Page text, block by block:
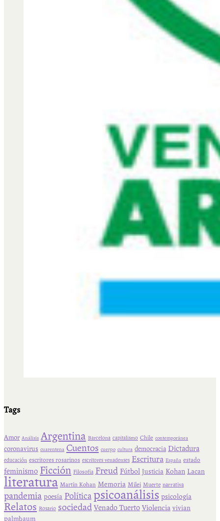
Tags
Amor Análisis Argentina Barcelona capitalismo Chile contemporánea
coronavirus cuarentena Cuentos cuerpo cultura democracia Dictadura
educación escritores rosarinos escritores venadenses Escritura España estado
feminismo Ficción Filosofía Freud Fútbol Justicia Kohan Lacan
literatura Martín Kohan Memoria Milei Muerte narrativa
pandemia poesía Política psicoanálisis psicología
Relatos Rosario sociedad Venado Tuerto Violencia vivian
palmbaum